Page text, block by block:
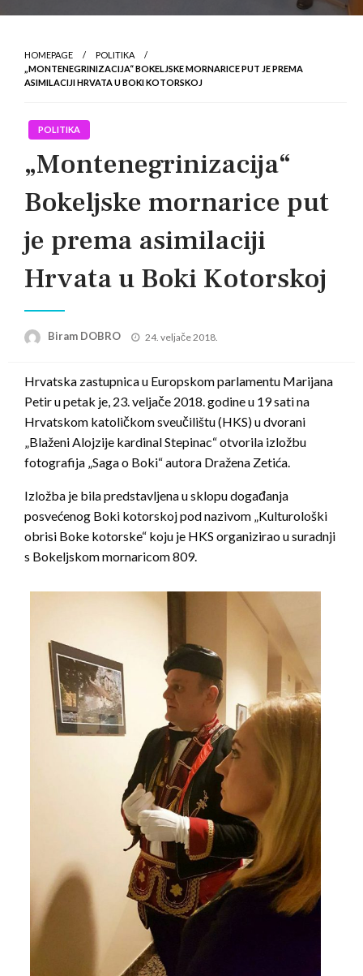
HOMEPAGE
POLITIKA
„MONTENEGRINIZACIJA“ BOKELJSKE MORNARICE PUT JE PREMA
ASIMILACIJI HRVATA U BOKI KOTORSKOJ
POLITIKA
„Montenegrinizacija“
Bokeljske mornarice put
je prema asimilaciji
Hrvata u Boki Kotorskoj
Biram DOBRO
Posted
24. veljače 2018.
Hrvatska zastupnica u Europskom parlamentu Marijana
Petir u petak je, 23. veljače 2018. godine u 19 sati na
Hrvatskom katoličkom sveučilištu (HKS) u dvorani
„Blaženi Alojzije kardinal Stepinac“ otvorila izložbu
fotografija „Saga o Boki“ autora Dražena Zetića.
Izložba je bila predstavljena u sklopu događanja
posvećenog Boki kotorskoj pod nazivom „Kulturološki
obrisi Boke kotorske“ koju je HKS organizirao u suradnji
s Bokeljskom mornaricom 809.